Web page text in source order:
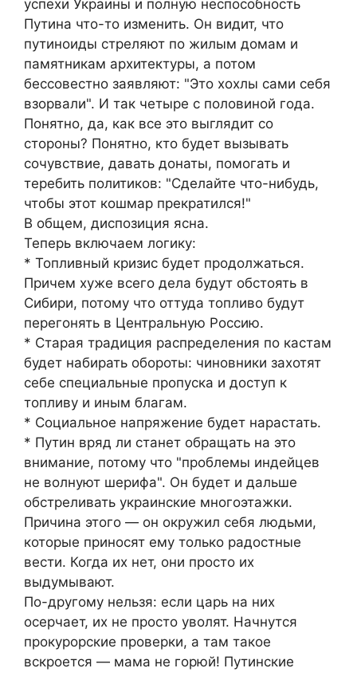
успехи Украины и полную неспособность
Путина что-то изменить. Он видит, что
путиноиды стреляют по жилым домам и
памятникам архитектуры, а потом
бессовестно заявляют: "Это хохлы сами себя
взорвали". И так четыре с половиной года.
Понятно, да, как все это выглядит со
стороны? Понятно, кто будет вызывать
сочувствие, давать донаты, помогать и
теребить политиков: "Сделайте что-нибудь,
чтобы этот кошмар прекратился!"
В общем, диспозиция ясна.
Теперь включаем логику:
* Топливный кризис будет продолжаться.
Причем хуже всего дела будут обстоять в
Сибири, потому что оттуда топливо будут
перегонять в Центральную Россию.
* Старая традиция распределения по кастам
будет набирать обороты: чиновники захотят
себе специальные пропуска и доступ к
топливу и иным благам.
* Социальное напряжение будет нарастать.
* Путин вряд ли станет обращать на это
внимание, потому что "проблемы индейцев
не волнуют шерифа". Он будет и дальше
обстреливать украинские многоэтажки.
Причина этого — он окружил себя людьми,
которые приносят ему только радостные
вести. Когда их нет, они просто их
выдумывают.
По-другому нельзя: если царь на них
осерчает, их не просто уволят. Начнутся
прокурорские проверки, а там такое
вскроется — мама не горюй! Путинские